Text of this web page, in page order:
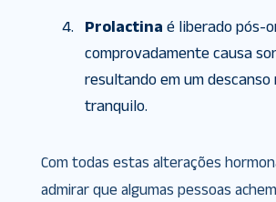
Prolactina é liberado pós-
comprovadamente causa
resultando em um descanso
tranquilo.
Com todas estas alterações
admirar que algumas pessoas achem